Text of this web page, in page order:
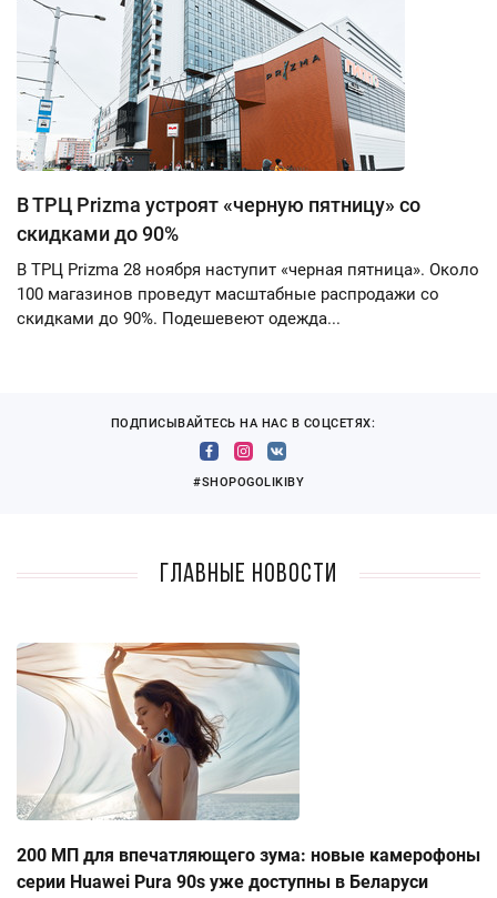
В ТРЦ Prizma устроят «черную пятницу» со
скидками до 90%
В ТРЦ Prizma 28 ноября наступит «черная пятница». Около
100 магазинов проведут масштабные распродажи со
скидками до 90%. Подешевеют одежда...
ПОДПИСЫВАЙТЕСЬ НА НАС В СОЦСЕТЯХ:
#SHOPOGOLIKIBY
Главные новости
200 МП для впечатляющего зума: новые камерофоны
серии Huawei Pura 90s уже доступны в Беларуси